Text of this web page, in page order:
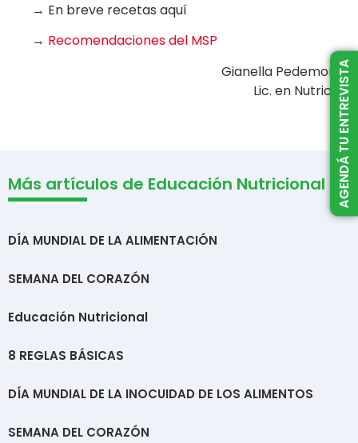
→ En breve recetas aquí
→ Recomendaciones del MSP
Gianella Pedemonte
Lic. en Nutrición
Más artículos de Educación Nutricional
DÍA MUNDIAL DE LA ALIMENTACIÓN
SEMANA DEL CORAZÓN
Educación Nutricional
8 REGLAS BÁSICAS
DÍA MUNDIAL DE LA INOCUIDAD DE LOS ALIMENTOS
SEMANA DEL CORAZÓN
AGENDÁ TU ENTREVISTA